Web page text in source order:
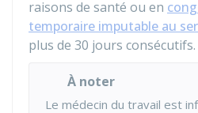
raisons de santé ou en
temporaire imputable au
plus de 30 jours consécutifs.
À noter
Le médecin du travail est